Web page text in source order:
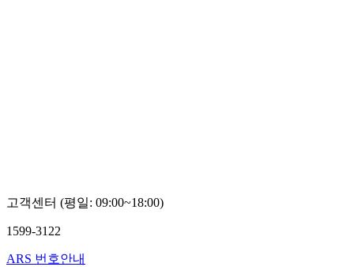
고객센터 (평일: 09:00~18:00)
1599-3122
ARS 번호안내